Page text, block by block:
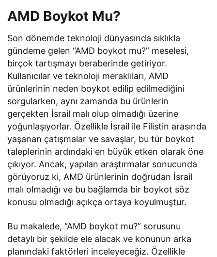
AMD Boykot Mu?
Son dönemde teknoloji dünyasında sıklıkla
gündeme gelen “AMD boykot mu?” meselesi,
birçok tartışmayı beraberinde getiriyor.
Kullanıcılar ve teknoloji meraklıları, AMD
ürünlerinin neden boykot edilip edilmediğini
sorgularken, aynı zamanda bu ürünlerin
gerçekten İsrail malı olup olmadığı üzerine
yoğunlaşıyorlar. Özellikle İsrail ile Filistin arasında
yaşanan çatışmalar ve savaşlar, bu tür boykot
taleplerinin ardındaki en büyük etken olarak öne
çıkıyor. Ancak, yapılan araştırmalar sonucunda
görüyoruz ki, AMD ürünlerinin doğrudan İsrail
malı olmadığı ve bu bağlamda bir boykot söz
konusu olmadığı açıkça ortaya koyulmuştur.
Bu makalede, “AMD boykot mu?” sorusunu
detaylı bir şekilde ele alacak ve konunun arka
planındaki faktörleri inceleyeceğiz. Özellikle